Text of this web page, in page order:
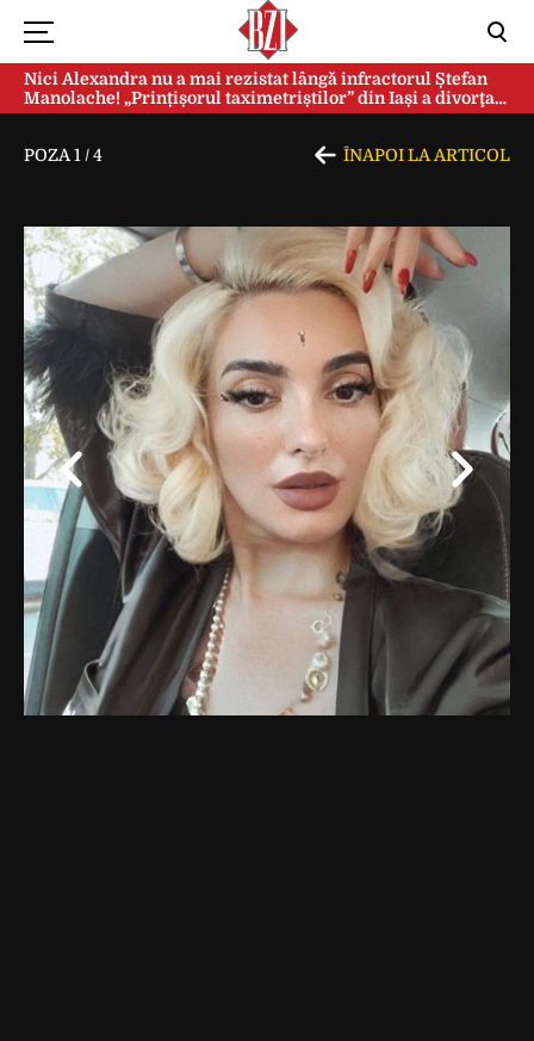
Nici Alexandra nu a mai rezistat lângă infractorul Ștefan
Manolache! „Prințișorul taximetriștilor” din Iași a divorţat
după doi ani de căsnicie
POZA 1 /4 ÎNAPOI LA ARTICOL